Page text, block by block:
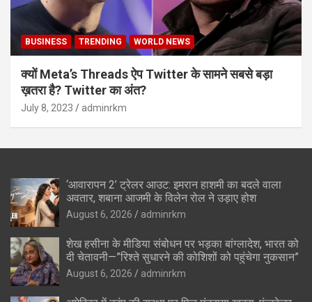
BUSINESS TRENDING WORLD NEWS
क्यों Meta’s Threads ऐप Twitter के सामने सबसे बड़ा
ख़तरा है? Twitter का अंत?
July 8, 2023 adminrkm
‘आवारापन 2’ ट्रेलर आउट: इमरान हाशमी का बदले वाला
अवतार, शबाना आजमी के विलेन रोल ने उड़ाए होश
August 6, 2026 adminrkm
शेख हसीना के मीडिया संबोधन पर भड़का बांग्लादेश, भारत को
दी चेतावनी—”रिश्ते सुधारने की कोशिशों को पहुंचेगा नुकसान”
August 6, 2026 adminrkm